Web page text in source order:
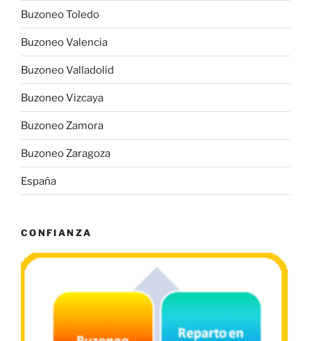
Buzoneo Toledo
Buzoneo Valencia
Buzoneo Valladolid
Buzoneo Vizcaya
Buzoneo Zamora
Buzoneo Zaragoza
España
CONFIANZA